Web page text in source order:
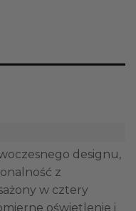
designu,
z
w cztery
oświetlenie i